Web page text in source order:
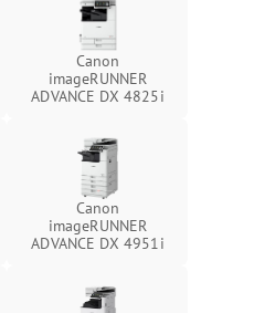
Canon
imageRUNNER
ADVANCE DX 4825i
Canon
imageRUNNER
ADVANCE DX 4951i